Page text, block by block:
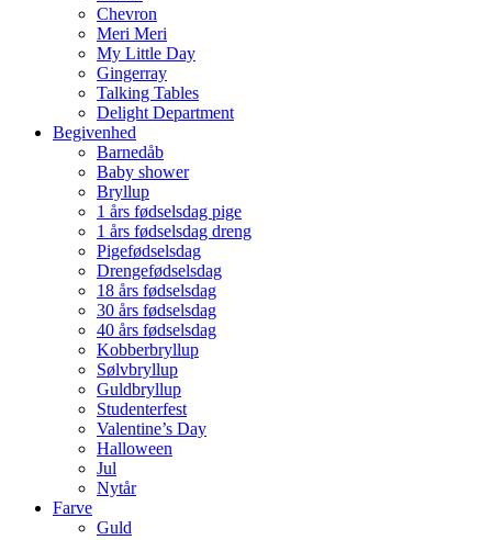
Chevron
Meri Meri
My Little Day
Gingerray
Talking Tables
Delight Department
Begivenhed
Barnedåb
Baby shower
Bryllup
1 års fødselsdag pige
1 års fødselsdag dreng
Pigefødselsdag
Drengefødselsdag
18 års fødselsdag
30 års fødselsdag
40 års fødselsdag
Kobberbryllup
Sølvbryllup
Guldbryllup
Studenterfest
Valentine’s Day
Halloween
Jul
Nytår
Farve
Guld